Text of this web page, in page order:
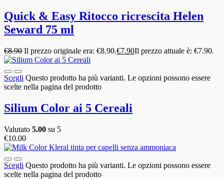
Quick & Easy Ritocco ricrescita Helen
Seward 75 ml
€8.90 Il prezzo originale era: €8.90.€7.90Il prezzo attuale è: €7.90.
Scegli Questo prodotto ha più varianti. Le opzioni possono essere
scelte nella pagina del prodotto
Silium Color ai 5 Cereali
Valutato 5.00 su 5
€10.00
Scegli Questo prodotto ha più varianti. Le opzioni possono essere
scelte nella pagina del prodotto